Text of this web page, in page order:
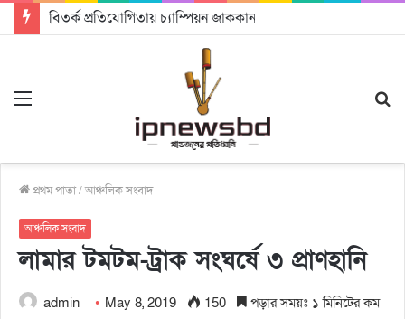
প্রথম পাতা/আঞ্চলিক সংবাদ
আঞ্চলিক সংবাদ
লামার টমটম-ট্রাক সংঘর্ষে ৩ প্রাণহানি
admin May 8, 2019 150 পড়ার সময়ঃ ১ মিনিটের কম